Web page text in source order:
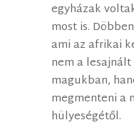
egyházak
most is.
ami az afrikai
nem a
magukban,
megmenteni a
hülyeségétől.